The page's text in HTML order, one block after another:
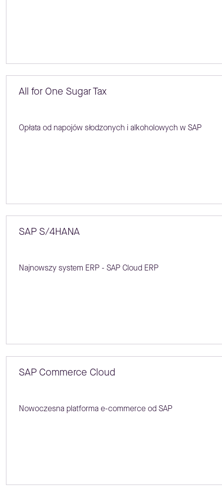
All for One Sugar Tax
Opłata od napojów słodzonych i alkoholowych w SAP
SAP S/4HANA
Najnowszy system ERP - SAP Cloud ERP
SAP Commerce Cloud
Nowoczesna platforma e-commerce od SAP